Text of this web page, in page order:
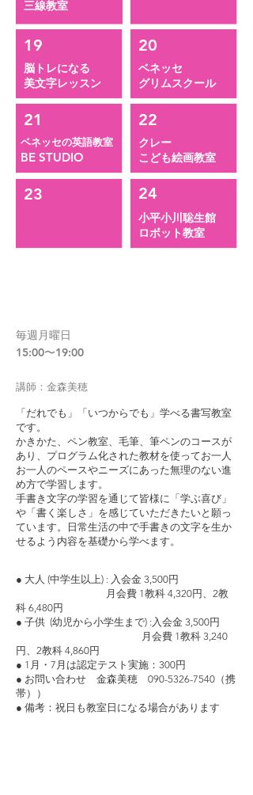
「だれでも」「いつからでも」学べる書写教室
です。
かきかた、ペン教室、毛筆、筆ペンのコースが
あり、プログラム化された教材を使ってお一人
お一人のペースやニーズにあった無理のない進
め方で学習します。
手書き文字の学習を通じて皆様に「学ぶ喜び」
や「書く楽しさ」を感じていただきたいと願っ
ています。日常生活の中で手書きの文字を生か
せるよう内容を基礎から学べます。
● 大人 (中学生以上) : 入会金 3,500円
月会費 1教科 4,320円、2教
科 6,480円
● 子供 (幼児から小学生まで) :入会金 3,500円
月会費 1教科 3,240
円、2教科 4,860円
● 1月・7月は認定テスト実施：300円
● お問い合わせ 金森美穂 090-5326-7540（携
帯））
● 備考：祝日も教室日になる場合があります
毎週月曜日
15:00〜19:00
​講師：金森美穂
21
ベネッセの英語教室
BE STUDIO
22
クレー
​こども絵画教室
23 24
小平小川聡生館
​ロボット教室
20
ベネッセ
​グリムスクール
19
脳トレになる
​美文字レッスン
​三線教室